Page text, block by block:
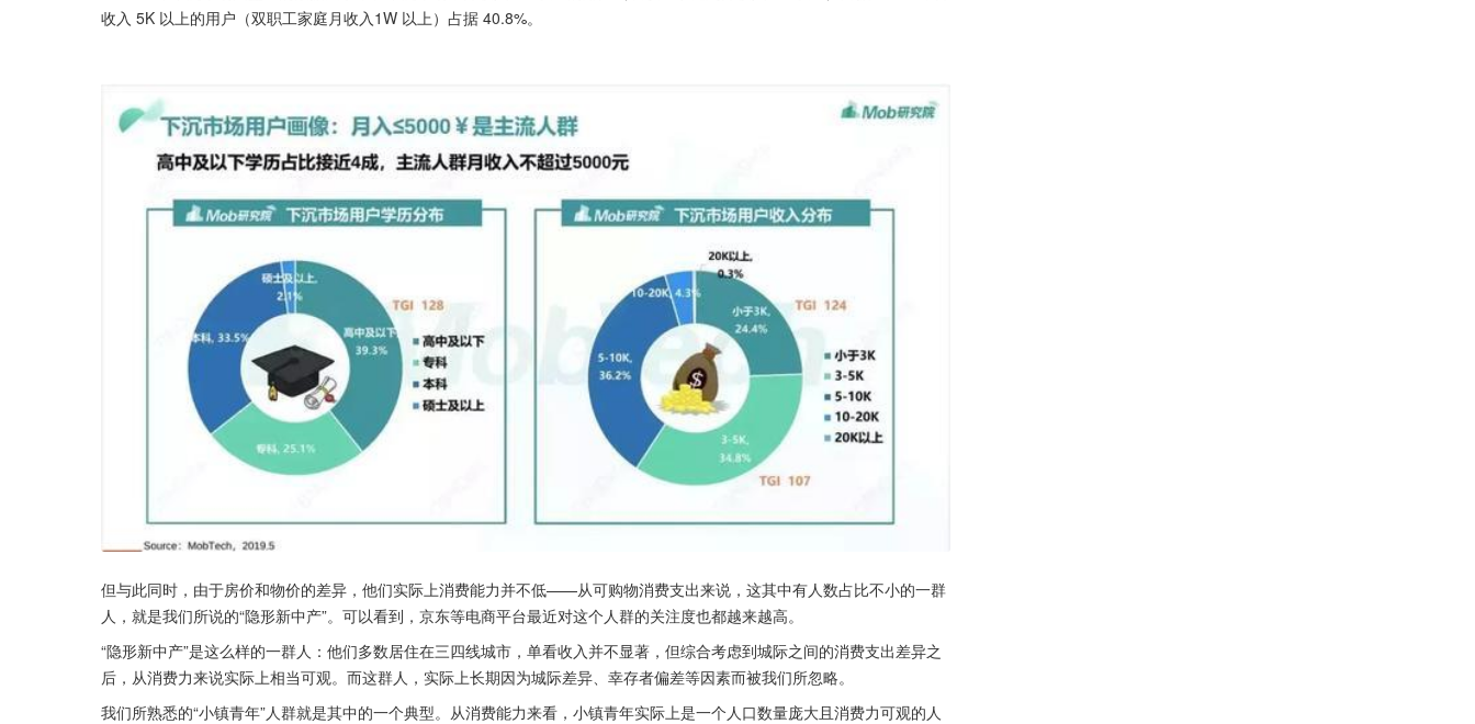
收入 5K 以上的用户（双职工家庭月收入1W 以上）占据 40.8%。
但与此同时，由于房价和物价的差异，他们实际上消费能力并不低——从可购物消费支出来说，这其中有人数占比不小的一群
人，就是我们所说的“隐形新中产”。可以看到，京东等电商平台最近对这个人群的关注度也都越来越高。
“隐形新中产”是这么样的一群人：他们多数居住在三四线城市，单看收入并不显著，但综合考虑到城际之间的消费支出差异之
后，从消费力来说实际上相当可观。而这群人，实际上长期因为城际差异、幸存者偏差等因素而被我们所忽略。
我们所熟悉的“小镇青年”人群就是其中的一个典型。从消费能力来看，小镇青年实际上是一个人口数量庞大且消费力可观的人